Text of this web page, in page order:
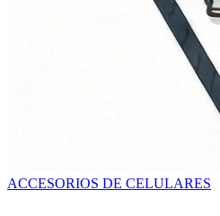
ACCESORIOS DE CELULARES